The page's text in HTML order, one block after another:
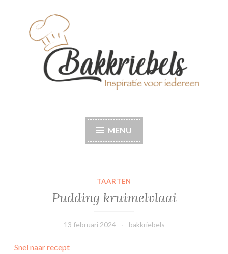
Bakkriebels
MENU
TAARTEN
Pudding kruimelvlaai
13 februari 2024 bakkriebels
Snel naar recept